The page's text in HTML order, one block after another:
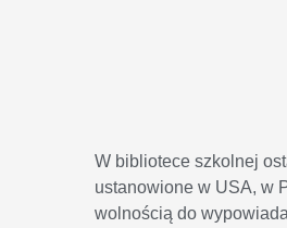
W bibliotece szkolnej
ustanowione w USA, w
wolnością do